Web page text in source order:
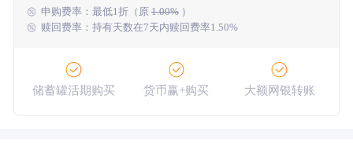
成立以来 141.41%
申购费率： 最低1折（原 1.00%）
赎回费率：持有天数在7天内赎回费率1.50%
储蓄罐活期购买 货币赢+购买 大额网银转账